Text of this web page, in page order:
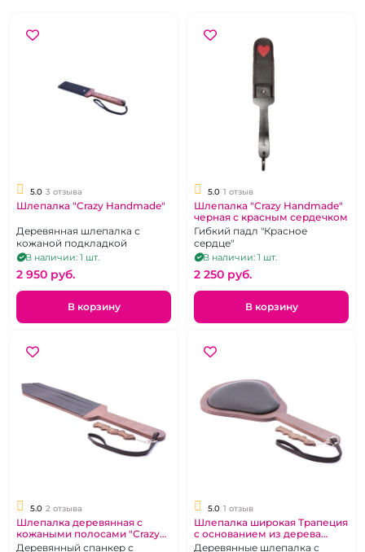
5.0 3 отзыва
Шлепалка "Crazy Handmade"
Деревянная шлепалка с
кожаной подкладкой
В наличии: 1 шт.
2 950 pуб.
В корзину
5.0 1 отзыв
Шлепалка "Crazy Handmade"
черная с красным сердечком
Гибкий падл "Красное
сердце"
В наличии: 1 шт.
2 250 pуб.
В корзину
5.0 2 отзыва
Шлепалка деревянная с
кожаными полосами "Crazy
Handmade"
Деревянный спанкер с
5.0 1 отзыв
Шлепалка широкая Трапеция
с основанием из дерева
"Crazy Handmade"
Деревянные шлепалка с